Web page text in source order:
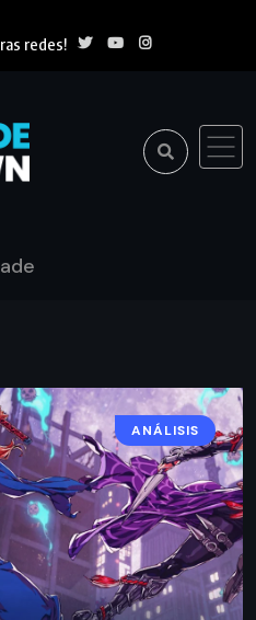
redes!
ANÁLISIS